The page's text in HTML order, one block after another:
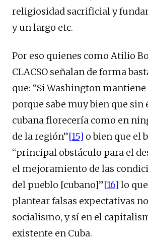
religiosidad sacrificial y
y un largo etc.
Por eso quienes como Atilio
CLACSO señalan de forma
que: “Si Washington
porque sabe muy bien que sin
cubana florecería como en
de la región”[15] o bien que el
“principal obstáculo para el
el mejoramiento de las
del pueblo [cubano]”[16] lo
plantear falsas expectativas
socialismo, y sí en el
existente en Cuba.